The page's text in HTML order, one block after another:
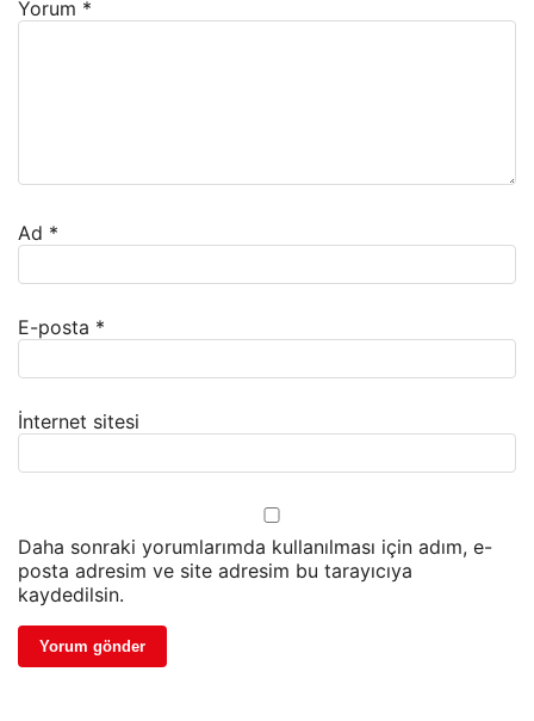
Yorum *
Ad *
E-posta *
İnternet sitesi
Daha sonraki yorumlarımda kullanılması için adım, e-
posta adresim ve site adresim bu tarayıcıya
kaydedilsin.